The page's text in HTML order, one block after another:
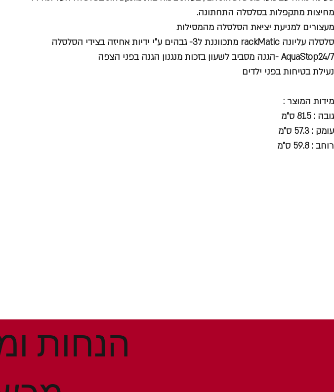
מחיצות מתקפלות בסלסלה התחתונה.
מעצורים למניעת יציאת הסלסלה מהמסילות
סלסלה עליונה rackMatic מתכווננת ל3- גבהים ע"י ידיות אחיזה בצידי הסלסלה
AquaStop24/7 -הגנה מסביב לשעון בזכות מנגנון הגנה בפני הצפה
נעילת בטיחות בפני ילדים
מידות המוצר :
גובה : 81.5 ס"מ
עומק : 57.3 ס"מ
רוחב : 59.8 ס"מ